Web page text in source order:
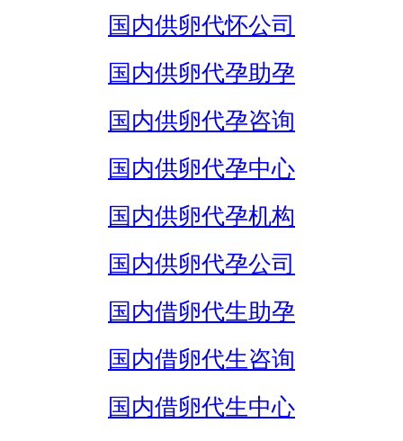
国内供卵代怀公司
国内供卵代孕助孕
国内供卵代孕咨询
国内供卵代孕中心
国内供卵代孕机构
国内供卵代孕公司
国内借卵代生助孕
国内借卵代生咨询
国内借卵代生中心